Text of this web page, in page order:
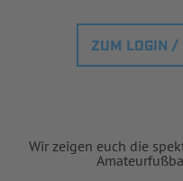
ZUM LOGIN /
Wir zeigen euch die